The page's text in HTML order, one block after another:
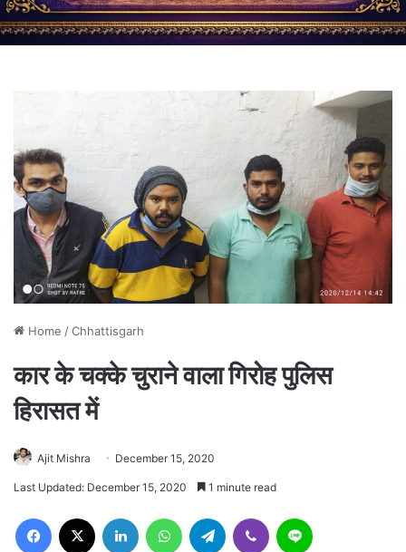
Home /Chhattisgarh
कार के चक्के चुराने वाला गिरोह पुलिस
हिरासत में
Ajit Mishra December 15, 2020
Last Updated: December 15, 2020 1 minute read
Facebook LinkedIn WhatsAppTelegram Viber